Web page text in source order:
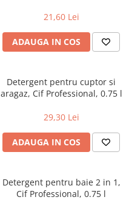
albe, 500 ml
21,60 Lei
ADAUGA IN COS
Detergent pentru cuptor si
aragaz, Cif Professional, 0.75 l
29,30 Lei
ADAUGA IN COS
Detergent pentru baie 2 in 1,
Cif Professional, 0.75 l